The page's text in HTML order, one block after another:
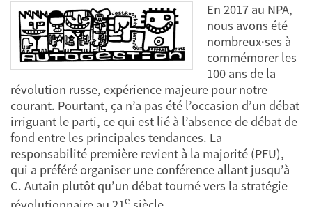
En 2017 au NPA,
nous avons été
nombreux·ses à
commémorer les
100 ans de la
révolution russe, expérience majeure pour notre
courant. Pourtant, ça n’a pas été l’occasion d’un débat
irriguant le parti, ce qui est lié à l’absence de débat de
fond entre les principales tendances. La
responsabilité première revient à la majorité (PFU),
qui a préféré organiser une conférence allant jusqu’à
C. Autain plutôt qu’un débat tourné vers la stratégie
e